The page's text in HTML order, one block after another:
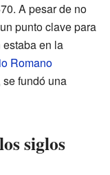
A pesar de no
punto clave para
en la
Romano
se fundó una
siglos